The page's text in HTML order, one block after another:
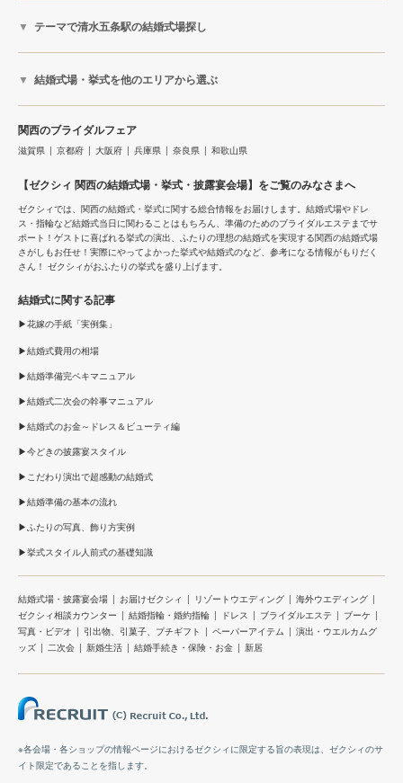
テーマで清水五条駅の結婚式場探し
結婚式場・挙式を他のエリアから選ぶ
関西のブライダルフェア
滋賀県 京都府 大阪府 兵庫県 奈良県 和歌山県
【ゼクシィ 関西の結婚式場・挙式・披露宴会場】をご覧のみなさまへ
ゼクシィでは、関西の結婚式・挙式に関する総合情報をお届けします。結婚式場やドレ
ス・指輪など結婚式当日に関わることはもちろん、準備のためのブライダルエステまでサ
ポート！ゲストに喜ばれる挙式の演出、ふたりの理想の結婚式を実現する関西の結婚式場
さがしもお任せ！実際にやってよかった挙式や結婚式のなど、参考になる情報がもりだく
さん！ ゼクシィがおふたりの挙式を盛り上げます。
結婚式に関する記事
花嫁の手紙「実例集」
結婚式費用の相場
結婚準備完ペキマニュアル
結婚式二次会の幹事マニュアル
結婚式のお金～ドレス＆ビューティ編
今どきの披露宴スタイル
こだわり演出で超感動の結婚式
結婚準備の基本の流れ
ふたりの写真、飾り方実例
挙式スタイル人前式の基礎知識
結婚式場・披露宴会場 お届けゼクシィ リゾートウエディング
海外ウエディング
ゼクシィ相談カウンター
結婚指輪・婚約指輪 ドレス ブライダルエステ
ブーケ
写真・ビデオ
引出物、引菓子、プチギフト ペーパーアイテム
演出・ウエルカムグ
ッズ
二次会 新婚生活 結婚手続き・保険・お金 新居
※各会場・各ショップの情報ページにおけるゼクシィに限定する旨の表現は、ゼクシィのサ
イト限定であることを指します。